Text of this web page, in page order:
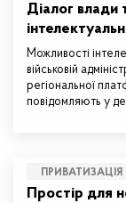
Діалог влади
Можливості
військовій
регіональної
повідомляють у
ПРИВАТИЗАЦІЯ
Простір для